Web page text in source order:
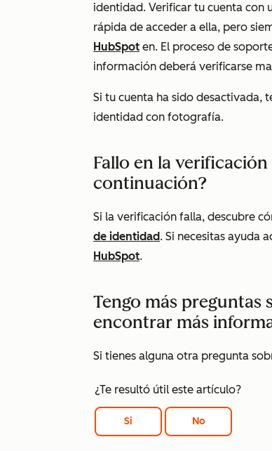
identidad. Verificar tu cuenta
rápida de acceder a ella, pero
HubSpot en. El proceso de
información deberá verificarse
Si tu cuenta ha sido desactivada,
identidad con fotografía.
Fallo en la
continuación?
Si la verificación falla, descubre
de identidad. Si necesitas ayuda
HubSpot.
Tengo más preguntas
encontrar más
Si tienes alguna otra pregunta
¿Te resultó útil este artículo?
Si No